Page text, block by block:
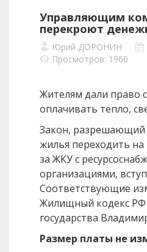
Управляющим
перекроют
Юрий ДОРОНИН
Просмотров: 1960
Жителям дали право
оплачивать тепло,
Закон, разрешающий
жилья переходить
за ЖКУ с
организациями,
Соответствующие
Жилищный кодекс РФ
государства
Размер платы не